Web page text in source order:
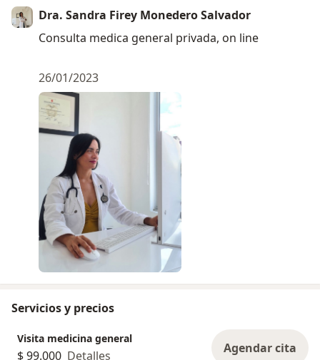
Dra. Sandra Firey Monedero Salvador
Consulta medica general privada, on line
26/01/2023
Servicios y precios
Visita medicina general
$ 99.000 Detalles Agendar cita